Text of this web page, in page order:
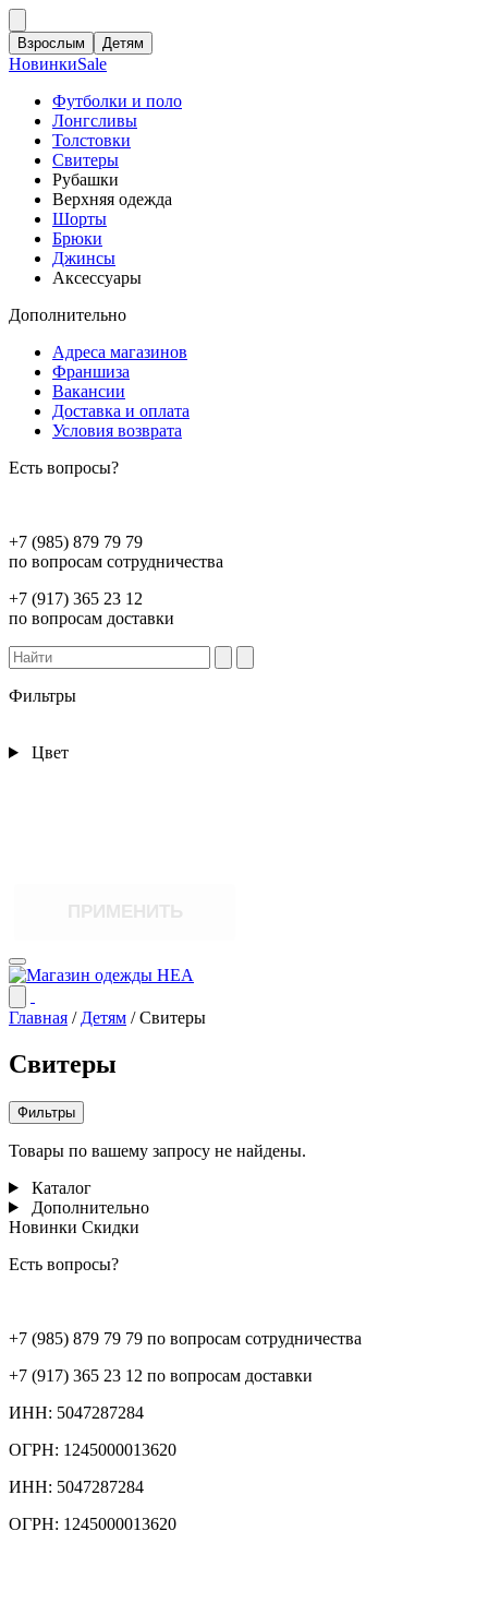
Взрослым Детям
НовинкиSale
Футболки и поло
Лонгсливы
Толстовки
Свитеры
Рубашки
Верхняя одежда
Шорты
Брюки
Джинсы
Аксессуары
Дополнительно
Адреса магазинов
Франшиза
Вакансии
Доставка и оплата
Условия возврата
Есть вопросы?
+7 (985) 879 79 79
по вопросам сотрудничества
+7 (917) 365 23 12
по вопросам доставки
Фильтры
Цвет
Главная / Детям /Свитеры
Свитеры
Фильтры
Товары по вашему запросу не найдены.
Каталог
Дополнительно
Новинки Скидки
Есть вопросы?
+7 (985) 879 79 79 по вопросам сотрудничества
+7 (917) 365 23 12 по вопросам доставки
ИНН: 5047287284
ОГРН: 1245000013620
ИНН: 5047287284
ОГРН: 1245000013620